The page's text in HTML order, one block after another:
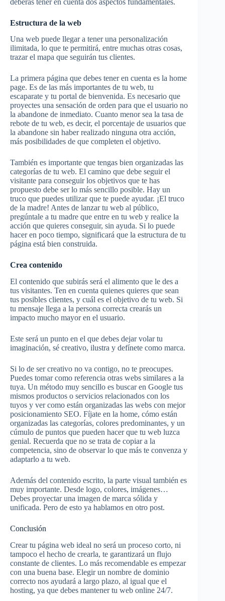
Estructura de la web
Una web puede llegar a tener una personalización
ilimitada, lo que te permitirá, entre muchas otras cosas,
trazar el mapa que seguirán tus clientes.
La primera página que debes tener en cuenta es la home
page. Es de las más importantes de tu web, tu
escaparate y tu portal de bienvenida. Es necesario que
proyectes una sensación de orden para que el usuario no
la abandone de inmediato. Cuanto menor sea la tasa de
rebote de tu web, es decir, el porcentaje de usuarios que
la abandone sin haber realizado ninguna otra acción,
más posibilidades de que completen el objetivo.
También es importante que tengas bien organizadas las
categorías de tu web. El camino que debe seguir el
visitante para conseguir los objetivos que te has
propuesto debe ser lo más sencillo posible. Hay un
truco que puedes utilizar que te puede ayudar. ¡El truco
de la madre! Antes de lanzar tu web al público,
pregúntale a tu madre que entre en tu web y realice la
acción que quieres conseguir, sin ayuda. Si lo puede
hacer en poco tiempo, significará que la estructura de tu
página está bien construida.
Crea contenido
El contenido que subirás será el alimento que le des a
tus visitantes. Ten en cuenta quienes quieres que sean
tus posibles clientes, y cuál es el objetivo de tu web. Si
tu mensaje llega a la persona correcta crearás un
impacto mucho mayor en el usuario.
Este será un punto en el que debes dejar volar tu
imaginación, sé creativo, ilustra y defínete como marca.
Si lo de ser creativo no va contigo, no te preocupes.
Puedes tomar como referencia otras webs similares a la
tuya. Un método muy sencillo es buscar en Google tus
mismos productos o servicios relacionados con los
tuyos y ver como están organizadas las webs con mejor
posicionamiento SEO. Fíjate en la home, cómo están
organizadas las categorías, colores predominantes, y un
cúmulo de puntos que pueden hacer que tu web luzca
genial. Recuerda que no se trata de copiar a la
competencia, sino de observar lo que más te convenza y
adaptarlo a tu web.
Además del contenido escrito, la parte visual también es
muy importante. Desde logo, colores, imágenes…
Debes proyectar una imagen de marca sólida y
unificada. Pero de esto ya hablamos en otro post.
Conclusión
Crear tu página web ideal no será un proceso corto, ni
tampoco el hecho de crearla, te garantizará un flujo
constante de clientes. Lo más recomendable es empezar
con una buena base. Elegir un nombre de dominio
correcto nos ayudará a largo plazo, al igual que el
hosting, ya que debes mantener tu web online 24/7.